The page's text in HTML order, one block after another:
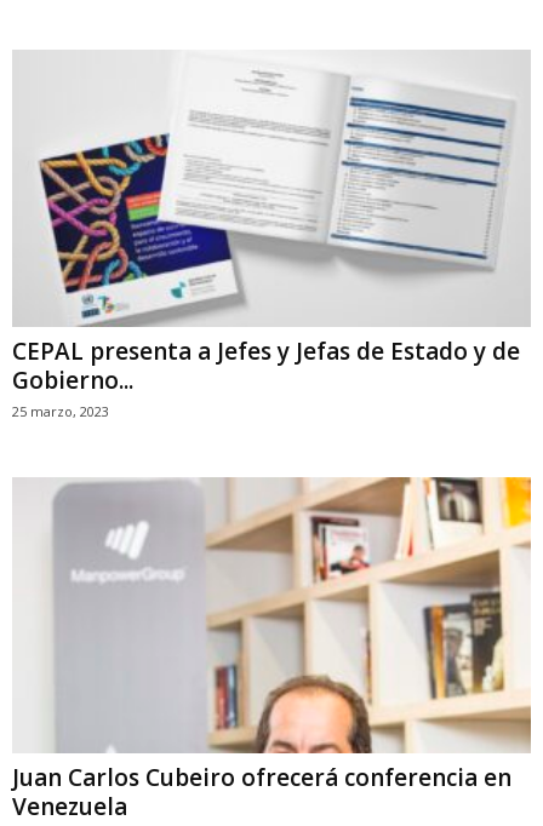
CEPAL presenta a Jefes y Jefas de Estado y de
Gobierno...
25 marzo, 2023
Juan Carlos Cubeiro ofrecerá conferencia en
Venezuela